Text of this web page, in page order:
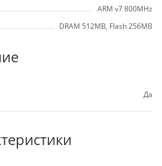
ARM v7 800MHz
DRAM 512MB, Flash 256MB
Да